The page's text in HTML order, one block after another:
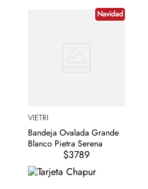
Navidad
VIETRI
Bandeja Ovalada Grande
Blanco Pietra Serena
$3789